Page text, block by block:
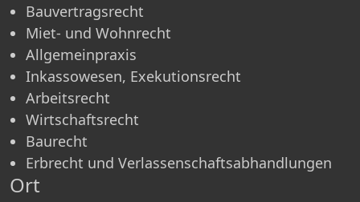
Bauvertragsrecht
Miet- und Wohnrecht
Allgemeinpraxis
Inkassowesen, Exekutionsrecht
Arbeitsrecht
Wirtschaftsrecht
Baurecht
Erbrecht und Verlassenschaftsabhandlungen
Ort